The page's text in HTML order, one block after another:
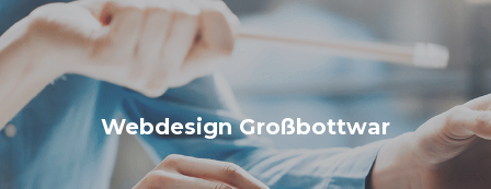
Webdesign Großbottwar